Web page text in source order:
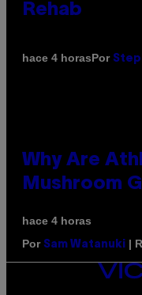
Rehab
hace 4 horasPor
Why Are
Mushroom
hace 4 horas
Por Sam Watanuki |
VICE
MEDIA